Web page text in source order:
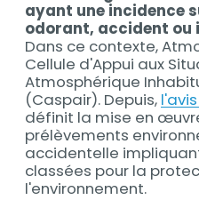
ayant une incidence
odorant, accident ou
Dans ce contexte,
Cellule d'Appui aux
Atmosphérique
(Caspair). Depuis, l'avis
définit la mise en
prélèvements
accidentelle
classées pour la
l'environnement.